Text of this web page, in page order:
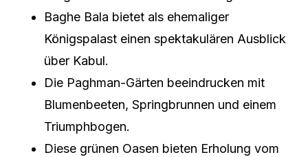
Baghe Bala bietet als ehemaliger
Königspalast einen spektakulären Ausblick
über Kabul.
Die Paghman-Gärten beeindrucken mit
Blumenbeeten, Springbrunnen und einem
Triumphbogen.
Diese grünen Oasen bieten Erholung vom